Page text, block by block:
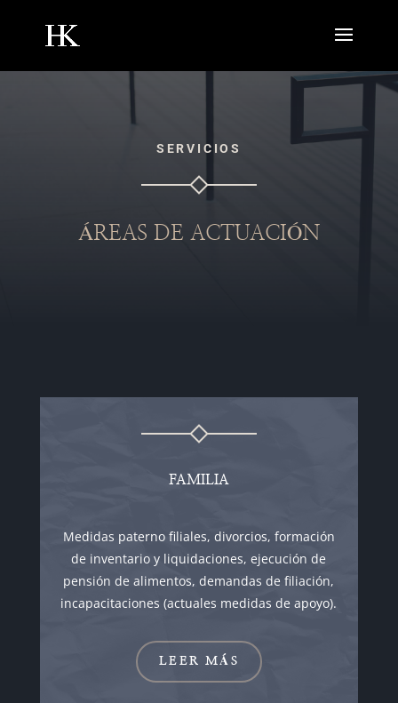
SERVICIOS
ÁREAS DE ACTUACIÓN
FAMILIA
Medidas paterno filiales, divorcios, formación
de inventario y liquidaciones, ejecución de
pensión de alimentos, demandas de filiación,
incapacitaciones (actuales medidas de apoyo).
LEER MÁS